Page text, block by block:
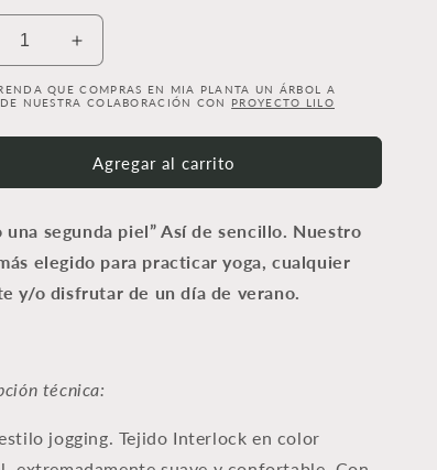
Aumentar
cantidad
para
Casual
QUE COMPRAS EN MIA PLANTA UN ÁRBOL A
NUESTRA COLABORACIÓN CON PROYECTO LILO
Agregar al carrito
una segunda piel” Así de sencillo. Nuestro
elegido para practicar yoga, cualquier
y/o disfrutar de un día de verano.
técnica:
jogging. Tejido Interlock en color